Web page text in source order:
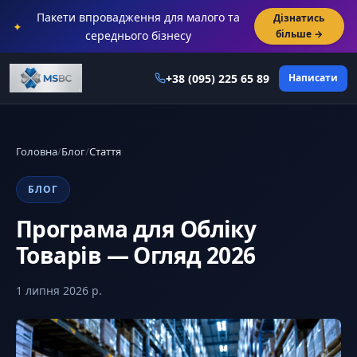
✦
Пакети впровадження для малого та
середнього бізнесу
Дізнатись
більше →
+38 (095) 225 65 89 Написати
Головна/Блог/Стаття
БЛОГ
Програма для Обліку
Товарів — Огляд 2026
1 липня 2026 р.